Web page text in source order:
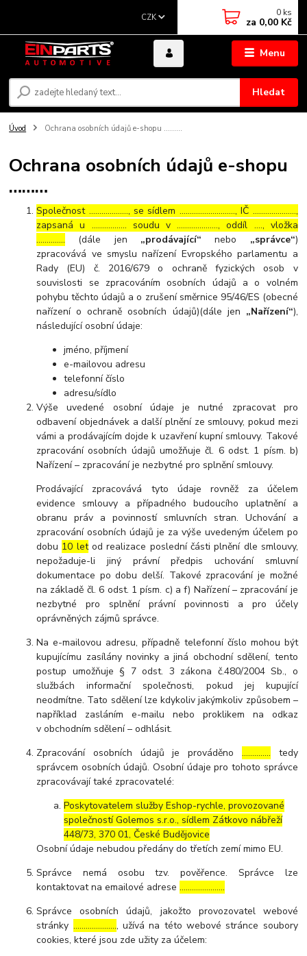
Menu
CZK
Hledat
0 ks
za 0,00 Kč
Úvod Ochrana osobních údajů e-shopu ………
Ochrana osobních údajů e-shopu
………
Společnost ………………., se sídlem ………………………, IČ …………………,
zapsaná u …………….. soudu v ……………….., oddíl …., vložka
………….. (dále jen „prodávající“ nebo „správce“)
zpracovává ve smyslu nařízení Evropského parlamentu a
Rady (EU) č. 2016/679 o ochraně fyzických osob v
souvislosti se zpracováním osobních údajů a o volném
pohybu těchto údajů a o zrušení směrnice 95/46/ES (obecné
nařízení o ochraně osobních údajů)(dále jen „Nařízení“),
následující osobní údaje:
jméno, příjmení
e-mailovou adresu
telefonní číslo
adresu/sídlo
Výše uvedené osobní údaje je nutné zpracovat pro
odbavení objednávek a další plnění ze smlouvy, pokud mezi
vámi a prodávajícím dojde k uzavření kupní smlouvy. Takové
zpracování osobních údajů umožňuje čl. 6 odst. 1 písm. b)
Nařízení – zpracování je nezbytné pro splnění smlouvy.
Prodávající zpracovává tyto údaje rovněž za účelem
evidence smlouvy a případného budoucího uplatnění a
obranu práv a povinností smluvních stran. Uchování a
zpracování osobních údajů je za výše uvedeným účelem po
dobu 10 letod realizace poslední části plnění dle smlouvy,
nepožaduje-li jiný právní předpis uchování smluvní
dokumentace po dobu delší. Takové zpracování je možné
na základě čl. 6 odst. 1 písm. c) a f) Nařízení – zpracování je
nezbytné pro splnění právní povinnosti a pro účely
oprávněných zájmů správce.
Na e-mailovou adresu, případně telefonní číslo mohou být
kupujícímu zasílány novinky a jiná obchodní sdělení, tento
postup umožňuje § 7 odst. 3 zákona č.480/2004 Sb., o
službách informační společnosti, pokud jej kupující
neodmítne. Tato sdělení lze kdykoliv jakýmkoliv způsobem –
například zasláním e-mailu nebo proklikem na odkaz
v obchodním sdělení – odhlásit.
Zpracování osobních údajů je prováděno………….. tedy
správcem osobních údajů. Osobní údaje pro tohoto správce
zpracovávají také zpracovatelé:
Poskytovatelem služby Eshop-rychle, provozované
společností Golemos s.r.o., sídlem Zátkovo nábřeží
448/73, 370 01, České Budějovice
Osobní údaje nebudou předány do třetích zemí mimo EU.
Správce nemá osobu tzv. pověřence. Správce lze
kontaktovat na emailové adrese………………….
Správce osobních údajů, jakožto provozovatel webové
stránky …………………, užívá na této webové stránce soubory
cookies, které jsou zde užity za účelem: